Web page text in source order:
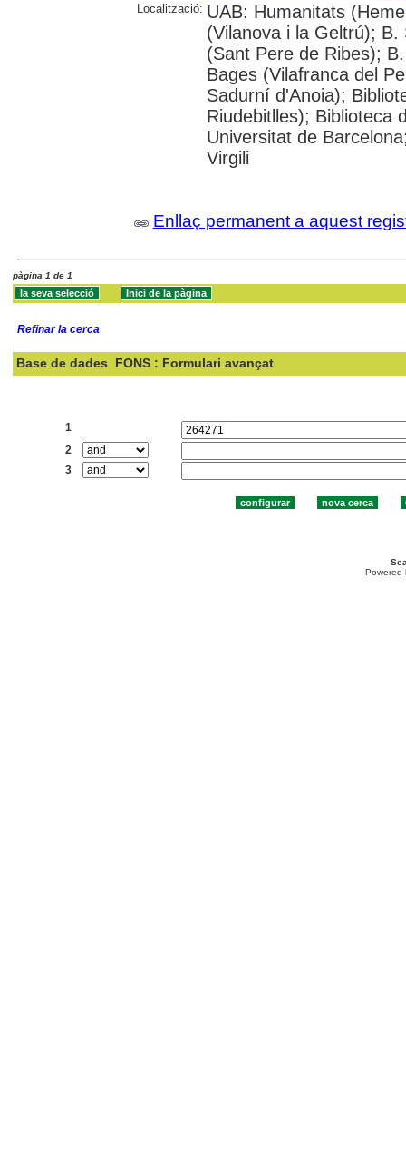
Localització: UAB: Humanitats
(Vilanova i la Geltrú);
(Sant Pere de Ribes);
Bages (Vilafranca del
Sadurní d'Anoia);
Riudebitlles); Biblioteca
Universitat de
Virgili
Enllaç permanent a aquest
pàgina 1 de 1
Refinar la cerca
Base de dades FONS : Formulari avançat
1
2
3